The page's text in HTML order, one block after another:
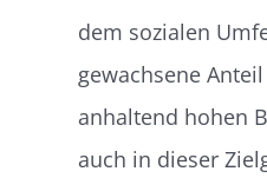
dem sozialen
gewachsene
anhaltend hohen
auch in dieser